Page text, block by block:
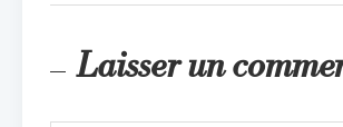
Laisser un